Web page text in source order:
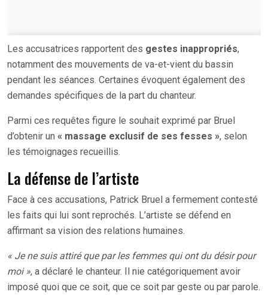
Les accusatrices rapportent des gestes inappropriés,
notamment des mouvements de va-et-vient du bassin
pendant les séances. Certaines évoquent également des
demandes spécifiques de la part du chanteur.
Parmi ces requêtes figure le souhait exprimé par Bruel
d’obtenir un « massage exclusif de ses fesses », selon
les témoignages recueillis.
La défense de l’artiste
Face à ces accusations, Patrick Bruel a fermement contesté
les faits qui lui sont reprochés. L’artiste se défend en
affirmant sa vision des relations humaines.
« Je ne suis attiré que par les femmes qui ont du désir pour
moi », a déclaré le chanteur. Il nie catégoriquement avoir
imposé quoi que ce soit, que ce soit par geste ou par parole.